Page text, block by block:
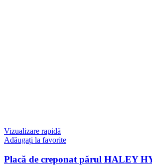
Vizualizare rapidă
Adăugați la favorite
Placă de creponat părul HALEY